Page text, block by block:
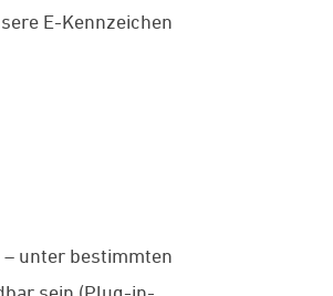
E-Kennzeichen
unter bestimmten
sein (Plug-in-